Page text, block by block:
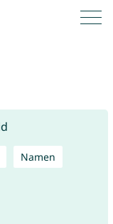
Namen